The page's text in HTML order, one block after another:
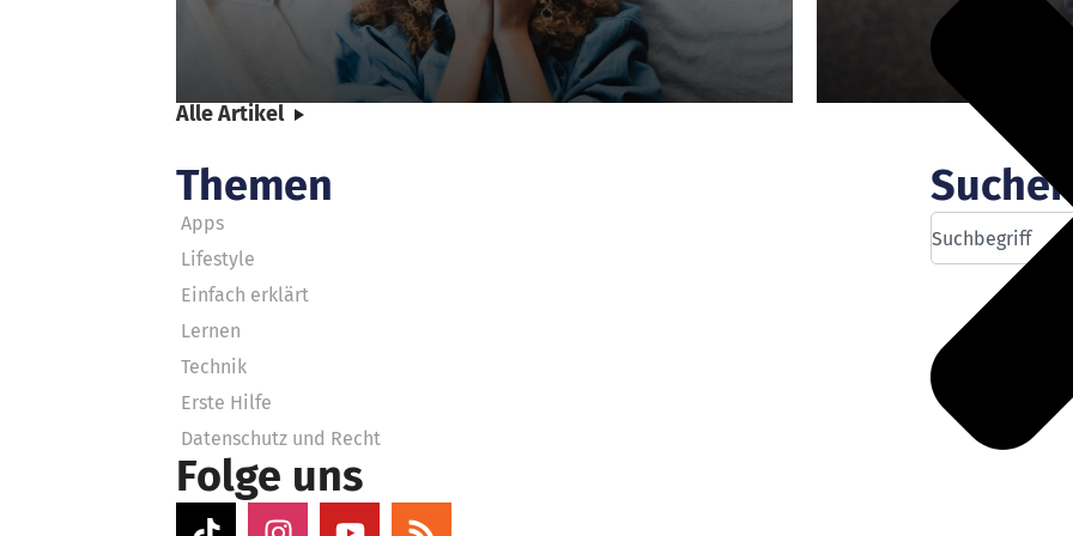
Alle Artikel
Themen
Apps
Lifestyle
Einfach erklärt
Lernen
Technik
Erste Hilfe
Datenschutz und Recht
Folge uns